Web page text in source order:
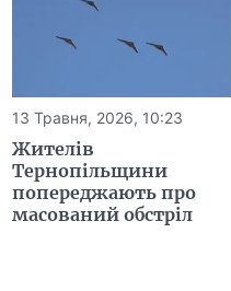
13 Травня, 2026, 10:23
Жителів
Тернопільщини
попереджають про
масований обстріл